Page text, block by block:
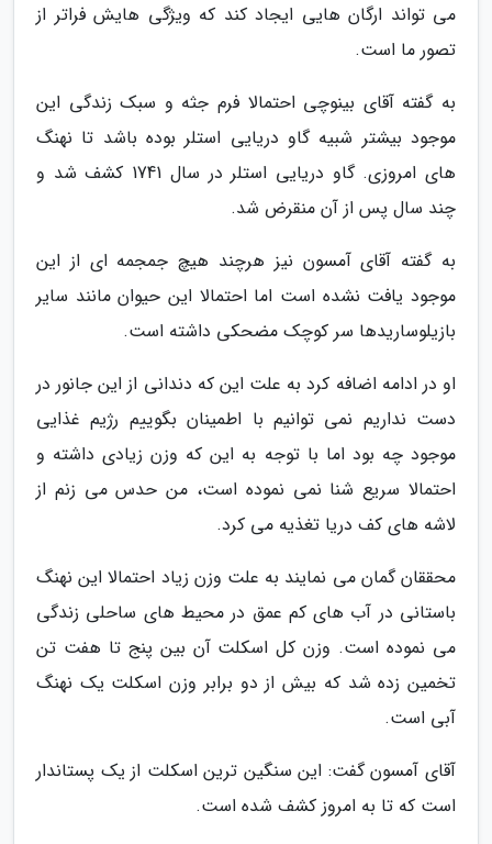
می تواند ارگان هایی ایجاد کند که ویژگی هایش فراتر از
تصور ما است.
به گفته آقای بینوچی احتمالا فرم جثه و سبک زندگی این
موجود بیشتر شبیه گاو دریایی استلر بوده باشد تا نهنگ
های امروزی. گاو دریایی استلر در سال 1741 کشف شد و
چند سال پس از آن منقرض شد.
به گفته آقای آمسون نیز هرچند هیچ جمجمه ای از این
موجود یافت نشده است اما احتمالا این حیوان مانند سایر
بازیلوساریدها سر کوچک مضحکی داشته است.
او در ادامه اضافه کرد به علت این که دندانی از این جانور در
دست نداریم نمی توانیم با اطمینان بگوییم رژیم غذایی
موجود چه بود اما با توجه به این که وزن زیادی داشته و
احتمالا سریع شنا نمی نموده است، من حدس می زنم از
لاشه های کف دریا تغذیه می کرد.
محققان گمان می نمایند به علت وزن زیاد احتمالا این نهنگ
باستانی در آب های کم عمق در محیط های ساحلی زندگی
می نموده است. وزن کل اسکلت آن بین پنج تا هفت تن
تخمین زده شد که بیش از دو برابر وزن اسکلت یک نهنگ
آبی است.
آقای آمسون گفت: این سنگین ترین اسکلت از یک پستاندار
است که تا به امروز کشف شده است.